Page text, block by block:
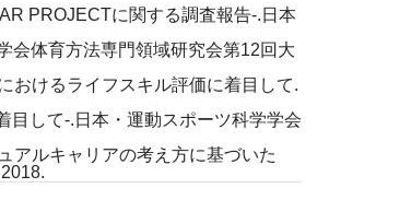
PROJECTに関する調査報告-.日本
会体育方法専門領域研究会第12回大
おけるライフスキル評価に着目して.
目して-.日本・運動スポーツ科学学会
アルキャリアの考え方に基づいた